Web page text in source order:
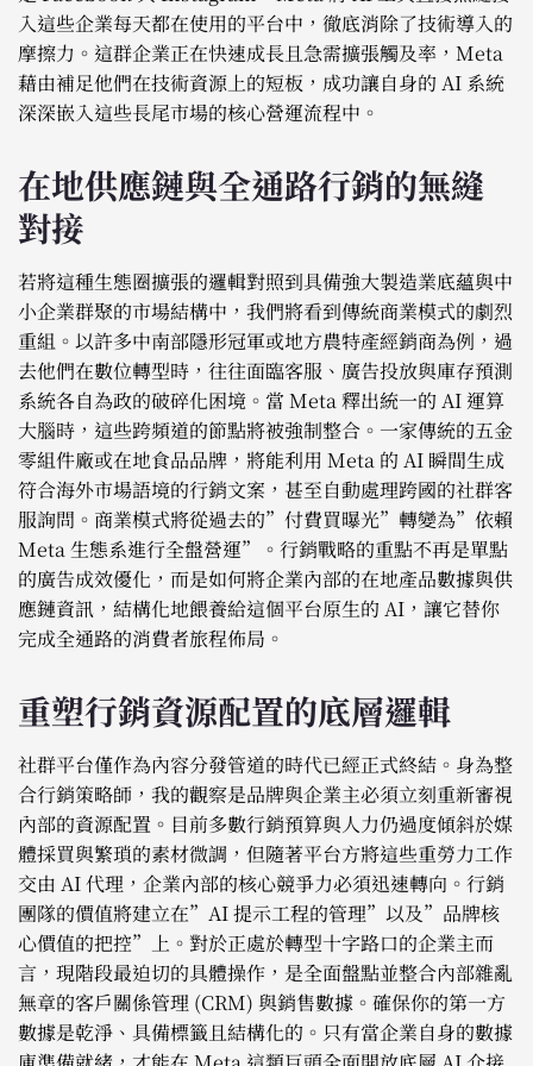
入這些企業每天都在使用的平台中，徹底消除了技術導入的
摩擦力。這群企業正在快速成長且急需擴張觸及率，Meta
藉由補足他們在技術資源上的短板，成功讓自身的 AI 系統
深深嵌入這些長尾市場的核心營運流程中。
在地供應鏈與全通路行銷的無縫
對接
若將這種生態圈擴張的邏輯對照到具備強大製造業底蘊與中
小企業群聚的市場結構中，我們將看到傳統商業模式的劇烈
重組。以許多中南部隱形冠軍或地方農特產經銷商為例，過
去他們在數位轉型時，往往面臨客服、廣告投放與庫存預測
系統各自為政的破碎化困境。當 Meta 釋出統一的 AI 運算
大腦時，這些跨頻道的節點將被強制整合。一家傳統的五金
零組件廠或在地食品品牌，將能利用 Meta 的 AI 瞬間生成
符合海外市場語境的行銷文案，甚至自動處理跨國的社群客
服詢問。商業模式將從過去的”付費買曝光”轉變為”依賴
Meta 生態系進行全盤營運”。行銷戰略的重點不再是單點
的廣告成效優化，而是如何將企業內部的在地產品數據與供
應鏈資訊，結構化地餵養給這個平台原生的 AI，讓它替你
完成全通路的消費者旅程佈局。
重塑行銷資源配置的底層邏輯
社群平台僅作為內容分發管道的時代已經正式終結。身為整
合行銷策略師，我的觀察是品牌與企業主必須立刻重新審視
內部的資源配置。目前多數行銷預算與人力仍過度傾斜於媒
體採買與繁瑣的素材微調，但隨著平台方將這些重勞力工作
交由 AI 代理，企業內部的核心競爭力必須迅速轉向。行銷
團隊的價值將建立在”AI 提示工程的管理”以及”品牌核
心價值的把控”上。對於正處於轉型十字路口的企業主而
言，現階段最迫切的具體操作，是全面盤點並整合內部雜亂
無章的客戶關係管理 (CRM) 與銷售數據。確保你的第一方
數據是乾淨、具備標籤且結構化的。只有當企業自身的數據